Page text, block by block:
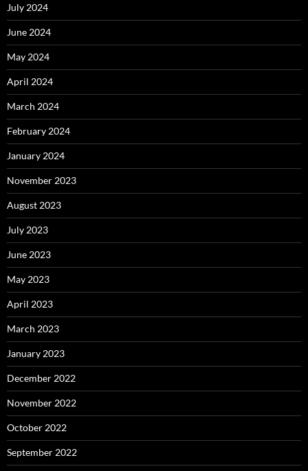
July 2024
June 2024
May 2024
April 2024
March 2024
February 2024
January 2024
November 2023
August 2023
July 2023
June 2023
May 2023
April 2023
March 2023
January 2023
December 2022
November 2022
October 2022
September 2022